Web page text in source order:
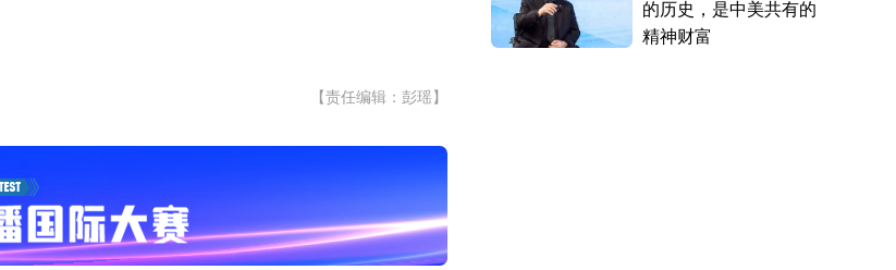
【责任编辑：彭瑶】